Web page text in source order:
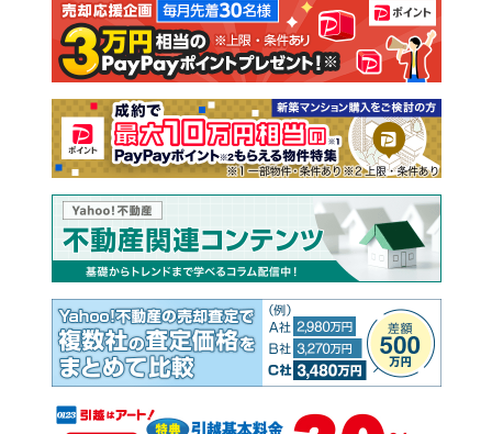
注文住宅 土地
売却査定